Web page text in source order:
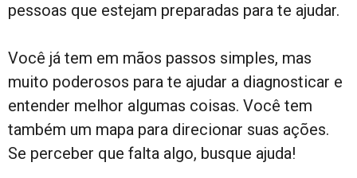
pessoas que estejam preparadas para te ajudar.
Você já tem em mãos passos simples, mas
muito poderosos para te ajudar a diagnosticar e
entender melhor algumas coisas. Você tem
também um mapa para direcionar suas ações.
Se perceber que falta algo, busque ajuda!